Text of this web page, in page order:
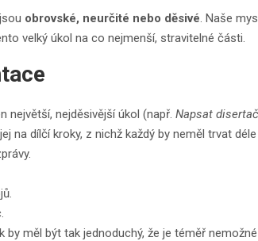
obrovské, neurčité nebo děsivé . Naše
velký úkol na co nejmenší, stravitelné části.
největší, nejděsivější úkol (např. Napsat
na dílčí kroky, z nichž každý by neměl trvat
by měl být tak jednoduchý, že je téměř